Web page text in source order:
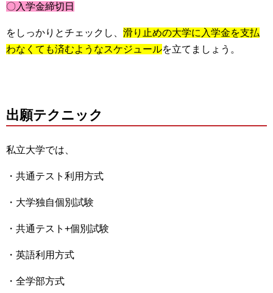
〇入学金締切日
をしっかりとチェックし、 滑り止めの大学に入学金を支払
わなくても済むようなスケジュールを立てましょう。
出願テクニック
私立大学では、
・共通テスト利用方式
・大学独自個別試験
・共通テスト+個別試験
・英語利用方式
・全学部方式